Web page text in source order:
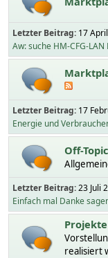
Letzter Beitrag: 17
Aw: suche HM-CFG-LAN
Letzter Beitrag: 17
Energie und
Off-Topic
Letzter Beitrag:23 Juli
Einfach mal Danke
Projekte
realisiert